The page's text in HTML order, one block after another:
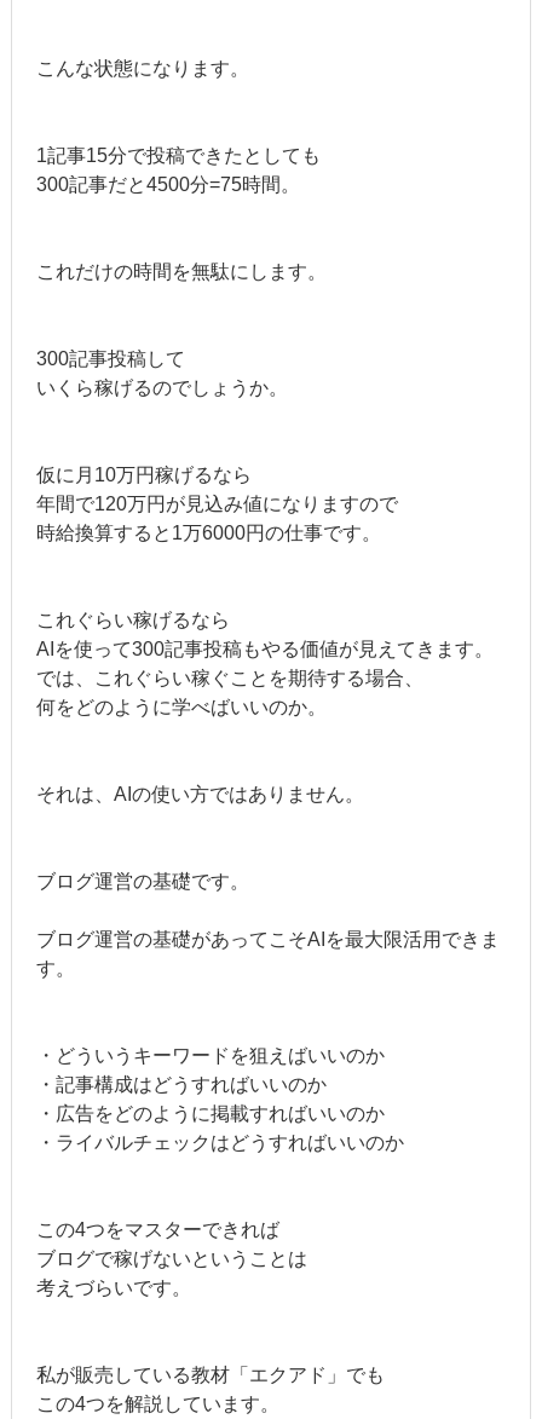
こんな状態になります。
1記事15分で投稿できたとしても
300記事だと4500分=75時間。
これだけの時間を無駄にします。
300記事投稿して
いくら稼げるのでしょうか。
仮に月10万円稼げるなら
年間で120万円が見込み値になりますので
時給換算すると1万6000円の仕事です。
これぐらい稼げるなら
AIを使って300記事投稿もやる価値が見えてきます。
では、これぐらい稼ぐことを期待する場合、
何をどのように学べばいいのか。
それは、AIの使い方ではありません。
ブログ運営の基礎です。
ブログ運営の基礎があってこそAIを最大限活用できま
す。
・どういうキーワードを狙えばいいのか
・記事構成はどうすればいいのか
・広告をどのように掲載すればいいのか
・ライバルチェックはどうすればいいのか
この4つをマスターできれば
ブログで稼げないということは
考えづらいです。
私が販売している教材「エクアド」でも
この4つを解説しています。